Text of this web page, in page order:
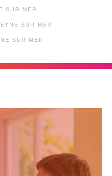
SUR MER
SUR MER
SUR MER